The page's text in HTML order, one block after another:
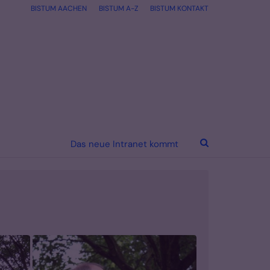
BISTUM AACHEN BISTUM A-Z BISTUM KONTAKT
Das neue Intranet kommt